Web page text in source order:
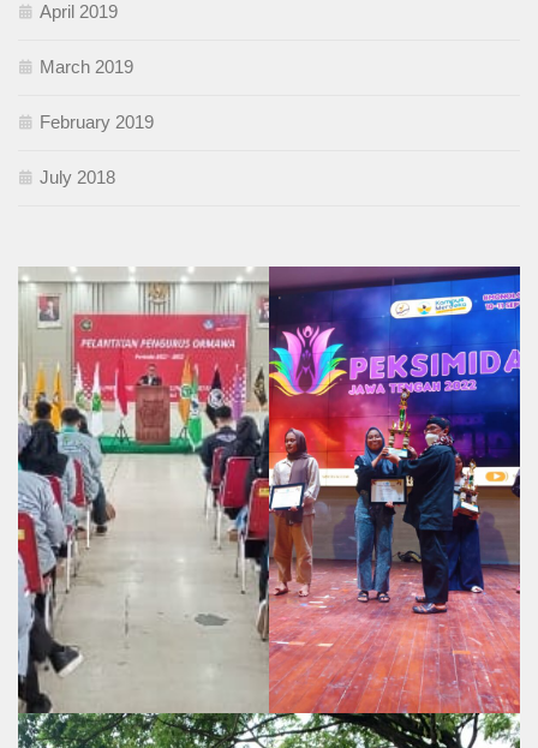
April 2019
March 2019
February 2019
July 2018